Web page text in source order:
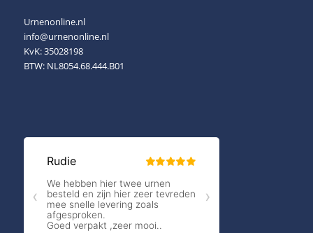
Urnenonline.nl
info@urnenonline.nl
KvK: 35028198
BTW: NL8054.68.444.B01